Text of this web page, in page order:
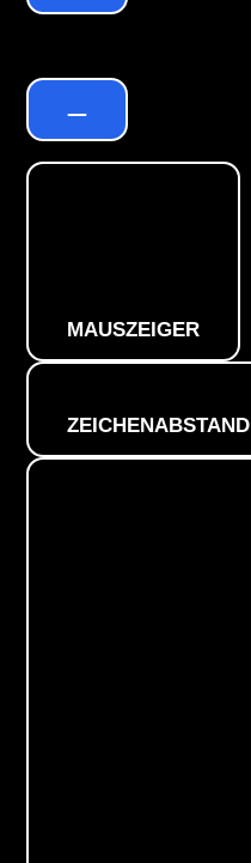
MAUSZEIGER
ZEICHENABSTAND